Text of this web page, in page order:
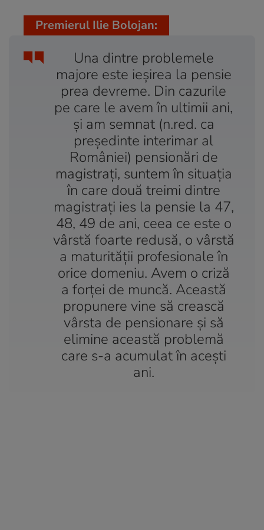
Una dintre problemele
majore este ieșirea la pensie
prea devreme. Din cazurile
pe care le avem în ultimii ani,
și am semnat (n.red. ca
președinte interimar al
României) pensionări de
magistrați, suntem în situația
în care două treimi dintre
magistrați ies la pensie la 47,
48, 49 de ani, ceea ce este o
vârstă foarte redusă, o vârstă
a maturității profesionale în
orice domeniu. Avem o criză
a forței de muncă. Această
propunere vine să crească
vârsta de pensionare și să
elimine această problemă
care s-a acumulat în acești
ani.
Premierul Ilie Bolojan: